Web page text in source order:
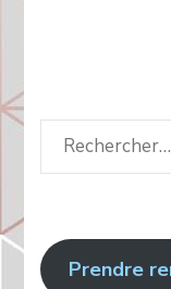
Rechercher
:
Prendre